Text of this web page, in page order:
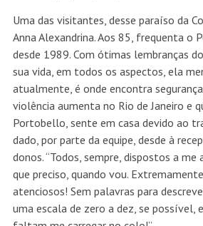
Uma das visitantes, desse paraíso da
Anna Alexandrina. Aos 85, frequenta o
desde 1989. Com ótimas lembranças
sua vida, em todos os aspectos, ela
atualmente, é onde encontra
violência aumenta no Rio de Janeiro e
Portobello, sente em casa devido ao
dado, por parte da equipe, desde à
donos. “Todos, sempre, dispostos a
que preciso, quando vou.
atenciosos! Sem palavras para
uma escala de zero a dez, se possível,